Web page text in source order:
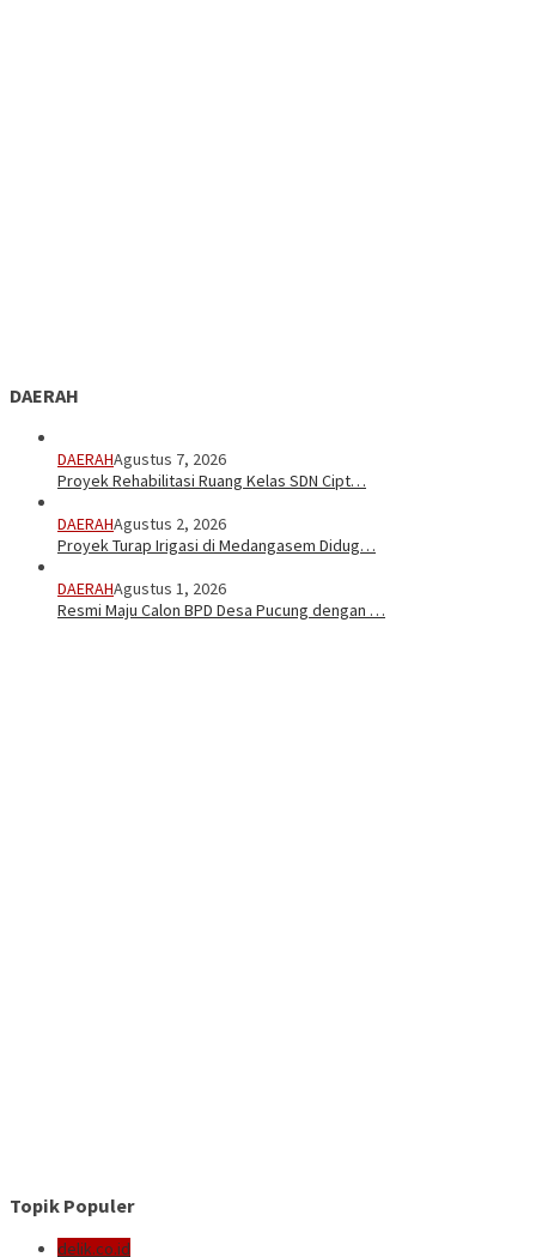
DAERAH
DAERAHAgustus 7, 2026
Proyek Rehabilitasi Ruang Kelas SDN Cipt…
DAERAHAgustus 2, 2026
Proyek Turap Irigasi di Medangasem Didug…
DAERAHAgustus 1, 2026
Resmi Maju Calon BPD Desa Pucung dengan …
Topik Populer
delik.co.id